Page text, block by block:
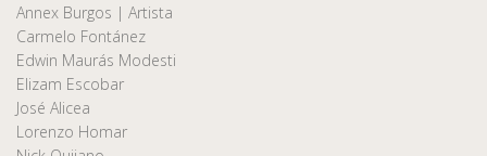
Annex Burgos | Artista
Carmelo Fontánez
Edwin Maurás Modesti
Elizam Escobar
José Alicea
Lorenzo Homar